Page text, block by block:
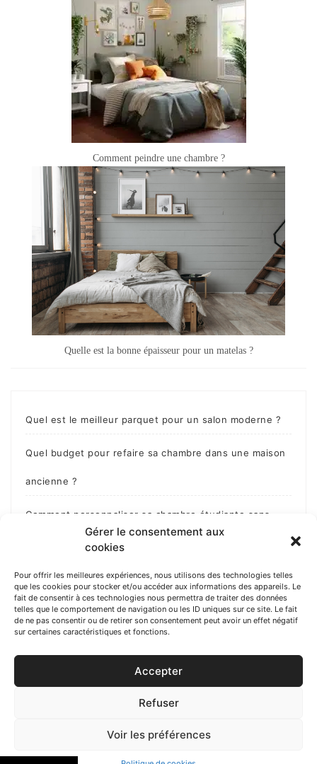
Gérer le consentement aux
cookies
Pour offrir les meilleures expériences, nous utilisons des technologies telles
que les cookies pour stocker et/ou accéder aux informations des appareils. Le
fait de consentir à ces technologies nous permettra de traiter des données
telles que le comportement de navigation ou les ID uniques sur ce site. Le fait
de ne pas consentir ou de retirer son consentement peut avoir un effet négatif
sur certaines caractéristiques et fonctions.
Accepter
Refuser
Voir les préférences
Comment peindre une chambre ?
Quelle est la bonne épaisseur pour un matelas ?
Quel est le meilleur parquet pour un salon moderne ?
Quel budget pour refaire sa chambre dans une maison
ancienne ?
Comment personnaliser sa chambre étudiante sans
dépasser le budget ?
Comment habiller un mur en parpaing ?
Comment cacher des fils électriques ?